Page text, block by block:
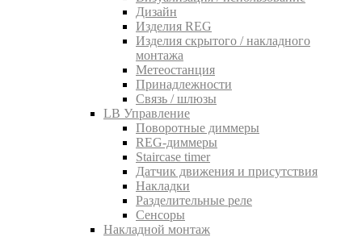
Дизайн
Изделия REG
Изделия скрытого / накладного
монтажа
Метеостанция
Принадлежности
Связь / шлюзы
LB Управление
Поворотные диммеры
REG-диммеры
Staircase timer
Датчик движения и присутствия
Накладки
Разделительные реле
Сенсоры
Накладной монтаж